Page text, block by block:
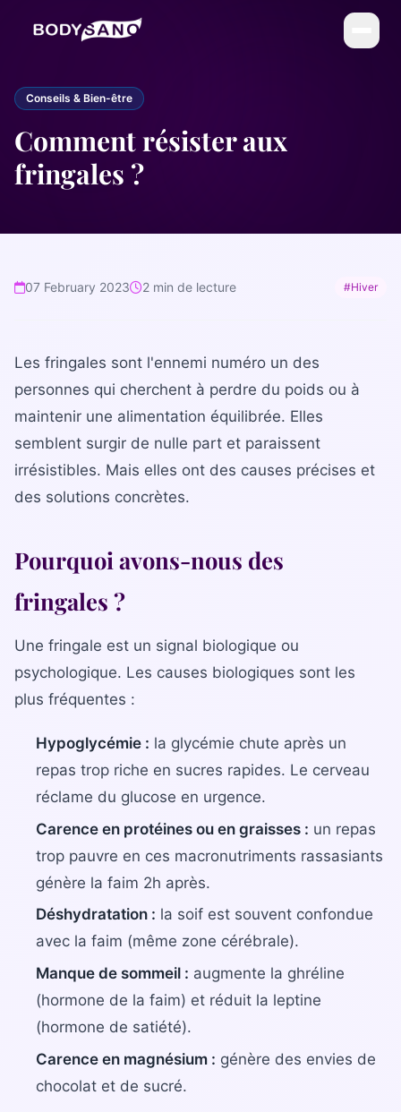
DIÉTÉTIQUE
La Méthode BodySano
Calories par activité
Calories par aliment
Soins esthétiques
COMPLÉMENTS
La gamme complète
La Diet Box
Devenez franchisé(e)
Reconversion professionnelle
Nos centres
Contact
Bilan diététique
Conseils & Bien-être
Comment résister aux
fringales ?
07 February 2023 2 min de lecture #Hiver
Les fringales sont l'ennemi numéro un des
personnes qui cherchent à perdre du poids ou à
maintenir une alimentation équilibrée. Elles
semblent surgir de nulle part et paraissent
irrésistibles. Mais elles ont des causes précises et
des solutions concrètes.
Pourquoi avons-nous des
fringales ?
Une fringale est un signal biologique ou
psychologique. Les causes biologiques sont les
plus fréquentes :
Hypoglycémie : la glycémie chute après un
repas trop riche en sucres rapides. Le cerveau
réclame du glucose en urgence.
Carence en protéines ou en graisses : un repas
trop pauvre en ces macronutriments rassasiants
génère la faim 2h après.
Déshydratation : la soif est souvent confondue
avec la faim (même zone cérébrale).
Manque de sommeil : augmente la ghréline
(hormone de la faim) et réduit la leptine
(hormone de satiété).
Carence en magnésium : génère des envies de
chocolat et de sucré.